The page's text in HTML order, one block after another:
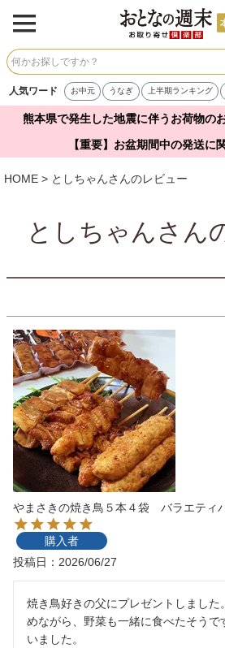
人気ワード お中元 うなぎ 上半期ランキング
熊本県で発生した地震に伴うお荷物
【重要】お盆期間中の発送
HOME としちゃんさんのレビュー
としちゃんさん
やまさきの焼き鳥５本４袋 バラエティ
購入者
投稿日
2026/06/27
焼き鳥好きの父にプレゼントしました
めながら、野菜も一緒に食べたそうで
いました。